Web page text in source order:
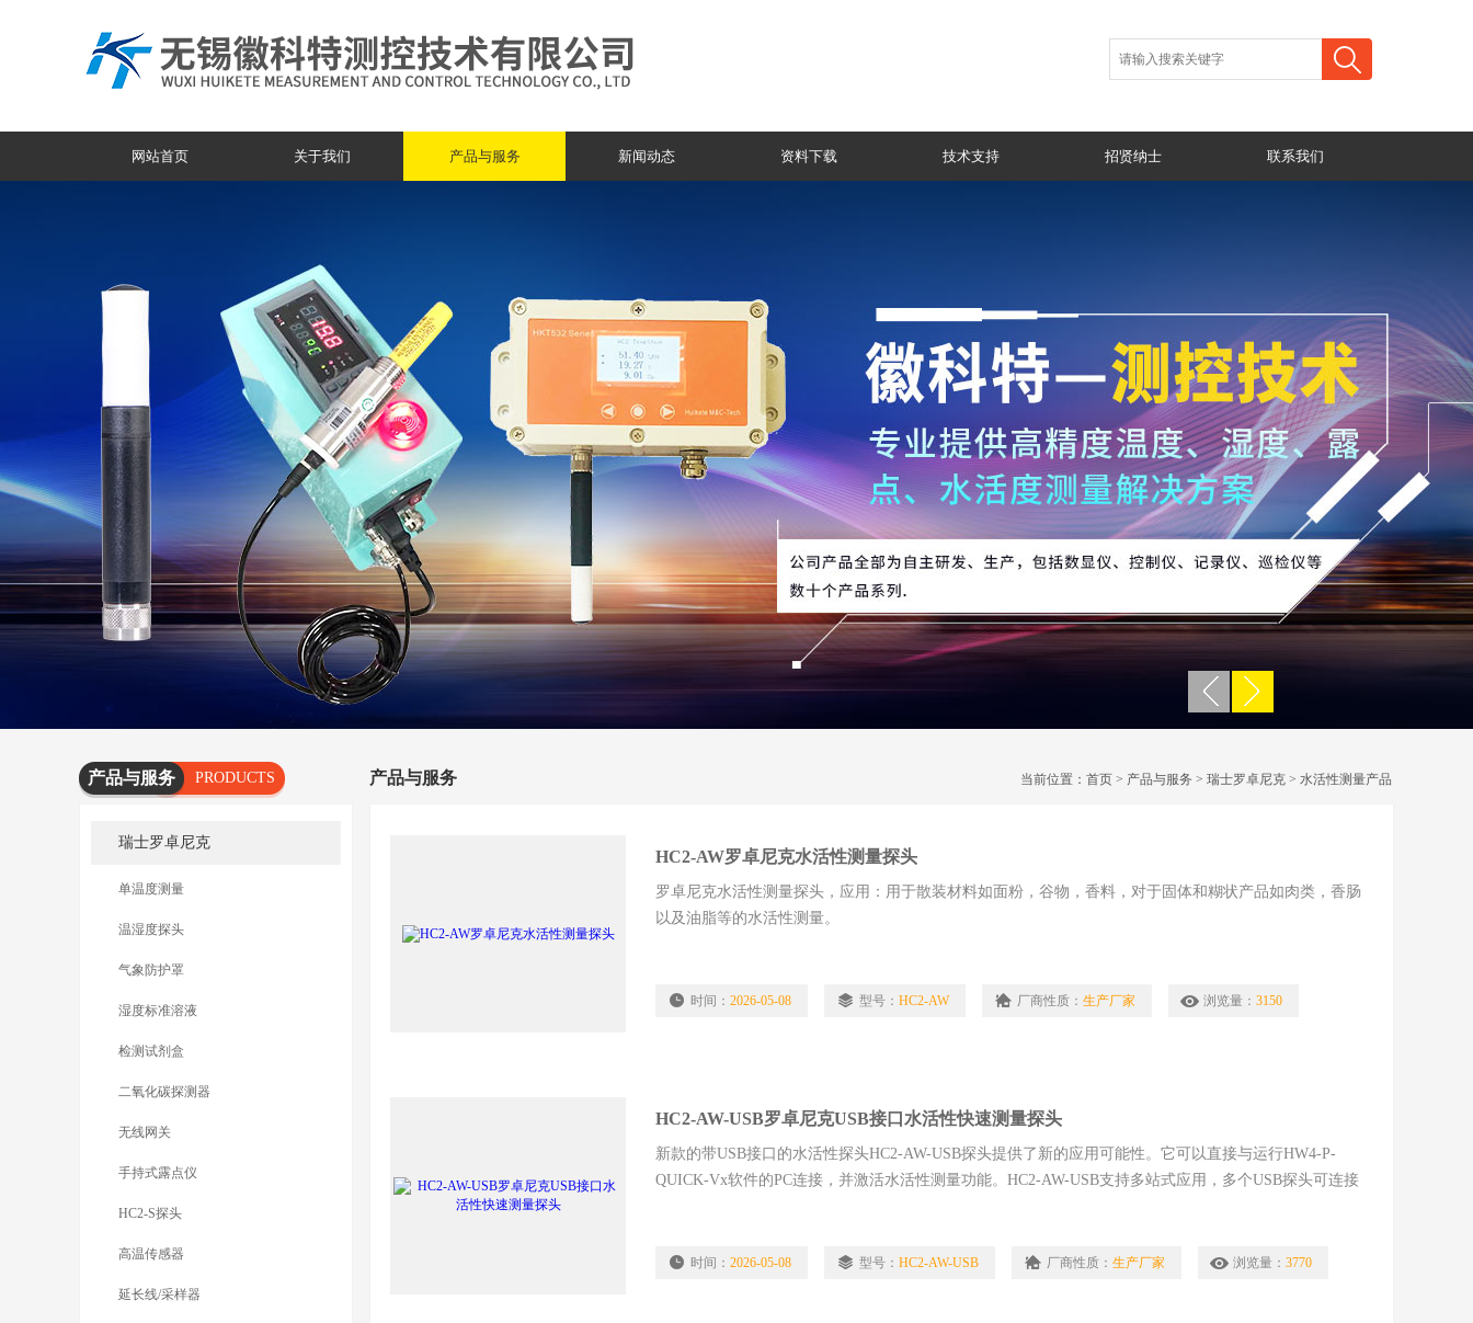
网站首页 关于我们 产品与服务 新闻动态 资料下载 技术支持 招贤纳士 联系我们
产品与服务
PRODUCTS
SERVICES
瑞士罗卓尼克
单温度测量
温湿度探头
气象防护罩
湿度标准溶液
检测试剂盒
二氧化碳探测器
无线网关
手持式露点仪
HC2-S探头
高温传感器
延长线/采样器
产品与服务 当前位置： 首页 > 产品与服务 > 瑞士罗卓尼克 > 水活性测量产品
HC2-AW罗卓尼克水活性测量探头
罗卓尼克水活性测量探头，应用：用于散装材料如面粉，谷物，香料，对于固体和糊状产品如肉类，香肠
以及油脂等的水活性测量。
时间：2026-05-08 型号：HC2-AW 厂商性质：生产厂家 浏览量：3150
HC2-AW-USB罗卓尼克USB接口水活性快速测量探头
新款的带USB接口的水活性探头HC2-AW-USB探头提供了新的应用可能性。它可以直接与运行HW4-P-
QUICK-Vx软件的PC连接，并激活水活性测量功能。HC2-AW-USB支持多站式应用，多个USB探头可连接
时间：2026-05-08 型号：HC2-AW-USB 厂商性质：生产厂家 浏览量：3770